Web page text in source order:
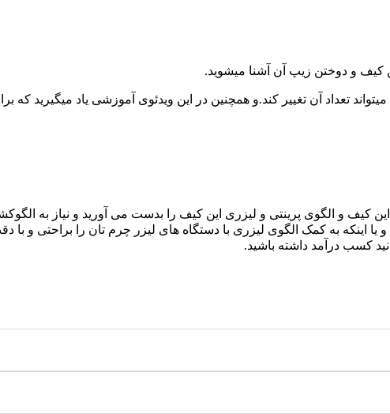
کیف و دوختن زیپ آن آشنا میشوید.
یا نیاز شما میتواند تعداد آن تغییر کند.و همچنین در این ویدئوی آموزشی یاد
کیف و الگوی پرینتی و لیزری این کیف را بدست می آورید و نیاز به
و یا اینکه به کمک الگوی لیزری با دستگاه های لیزر چرم تان را براحتی و
کسب درآمد داشته باشید.